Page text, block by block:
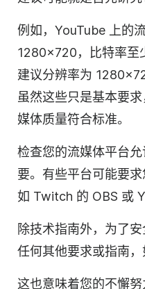
例如，YouTube 上的
1280×720，比特率
建议分辨率为
虽然这些只是基本要
媒体质量符合标准。
检查您的流媒体平台
要。有些平台可能要求
如 Twitch 的 OBS 或
除技术指南外，为了
任何其他要求或指南，
这也意味着您的不懈